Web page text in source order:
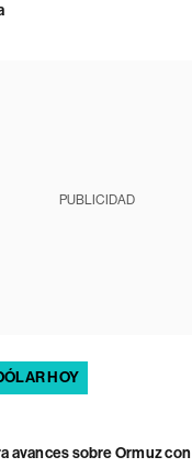
PUBLICIDAD
HOY
avances sobre Ormuz con